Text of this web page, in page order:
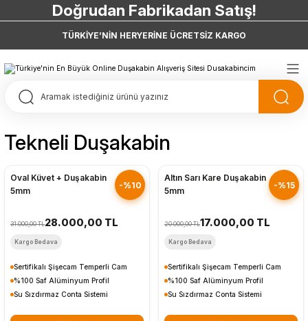
Doğrudan Fabrikadan Satış!
7 Taksit 0 Vade Farkı
Doğrudan Fabrikadan Satış!
TÜRKİYE’NİN HERYERİNE ÜCRETSİZ KARGO
Tekneli Duşakabin
-%10
Oval Küvet + Duşakabin
5mm
31.000,00 TL28.000,00 TL
Kargo Bedava
Sertifikalı Şişecam Temperli Cam
%100 Saf Alüminyum Profil
Su Sızdırmaz Conta Sistemi
-%15
Altın Sarı Kare Duşakabin
5mm
20.000,00 TL17.000,00 TL
Kargo Bedava
Sertifikalı Şişecam Temperli Cam
%100 Saf Alüminyum Profil
Su Sızdırmaz Conta Sistemi